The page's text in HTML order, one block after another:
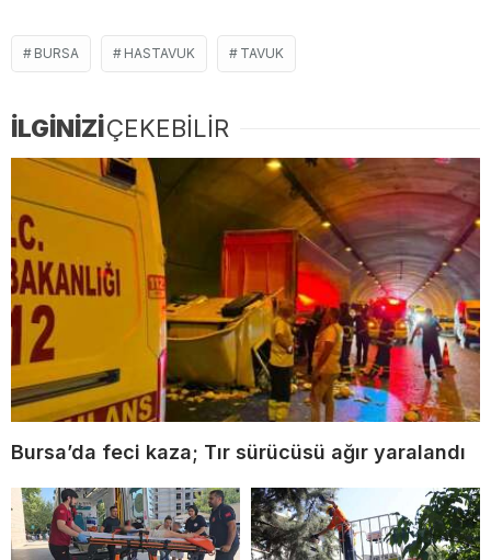
BURSA HASTAVUK TAVUK
İLGİNİZİÇEKEBİLİR
Bursa’da feci kaza; Tır sürücüsü ağır yaralandı